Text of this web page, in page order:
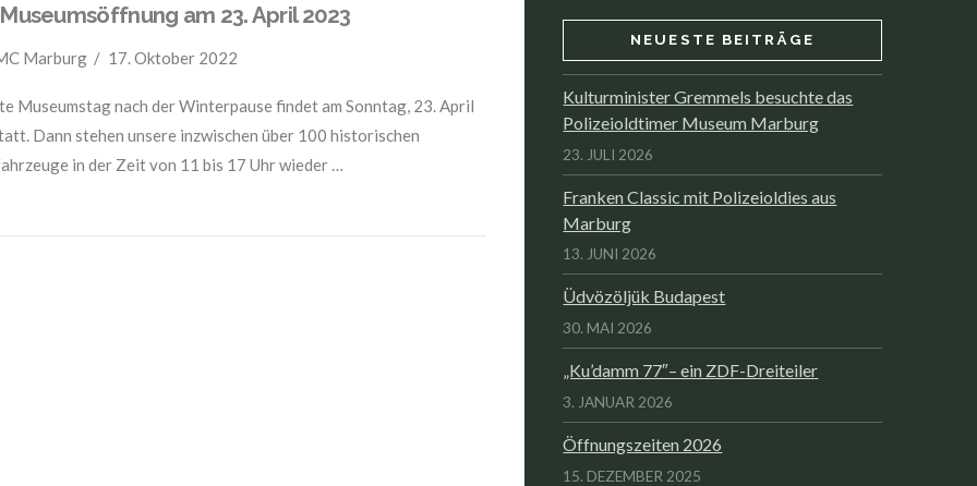
am 23. April 2023
Marburg 17. Oktober 2022
Museumstag nach der Winterpause findet am Sonntag, 23. April
Dann stehen unsere inzwischen über 100 historischen
in der Zeit von 11 bis 17 Uhr wieder …
NEUESTE BEITRÄGE
Kulturminister Gremmels besuchte das
Polizeioldtimer Museum Marburg
23. JULI 2026
Franken Classic mit Polizeioldies aus
Marburg
13. JUNI 2026
Üdvözöljük Budapest
30. MAI 2026
„Ku’damm 77″– ein ZDF-Dreiteiler
3. JANUAR 2026
Öffnungszeiten 2026
15. DEZEMBER 2025